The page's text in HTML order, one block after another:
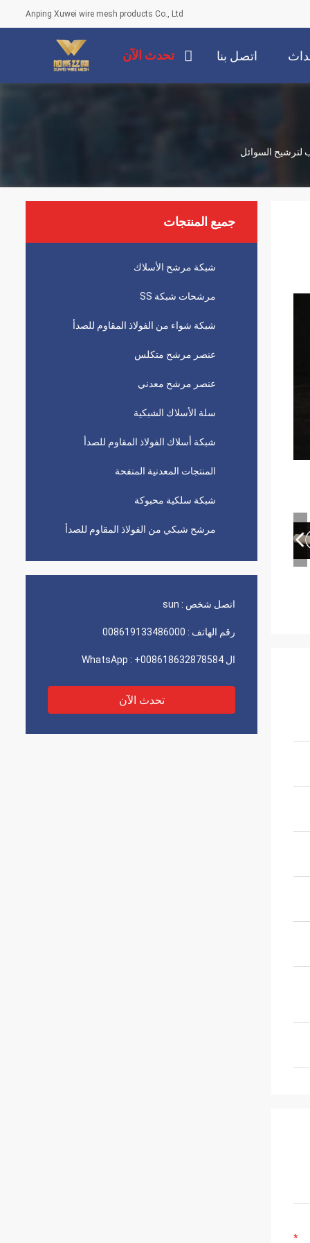
Anping Xuwei wire mesh products Co., Ltd
اتصل بنا تحدث الآن
لترشيح السوائل
جميع المنتجات
شبكة مرشح الأسلاك
مرشحات شبكة SS
شبكة شواء من الفولاذ المقاوم للصدأ
عنصر مرشح متكلس
عنصر مرشح معدني
سلة الأسلاك الشبكية
شبكة أسلاك الفولاذ المقاوم للصدأ
المنتجات المعدنية المنفحة
شبكة سلكية محبوكة
مرشح شبكي من الفولاذ المقاوم للصدأ
اتصل شخص : sun
رقم الهاتف : 008619133486000
ال WhatsApp : +008618632878584
تحدث الآن